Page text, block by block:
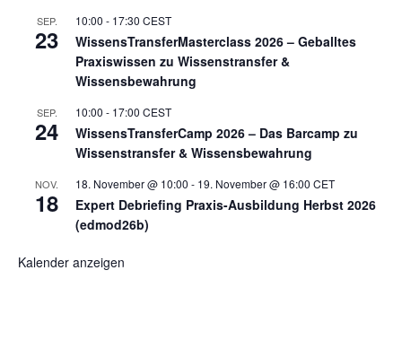
SEP.
23
10:00 - 17:30 CEST
WissensTransferMasterclass 2026 – Geballtes
Praxiswissen zu Wissenstransfer &
Wissensbewahrung
SEP.
24
10:00 - 17:00 CEST
WissensTransferCamp 2026 – Das Barcamp zu
Wissenstransfer & Wissensbewahrung
NOV.
18
18. November @ 10:00 - 19. November @ 16:00 CET
Expert Debriefing Praxis-Ausbildung Herbst 2026
(edmod26b)
Kalender anzeigen